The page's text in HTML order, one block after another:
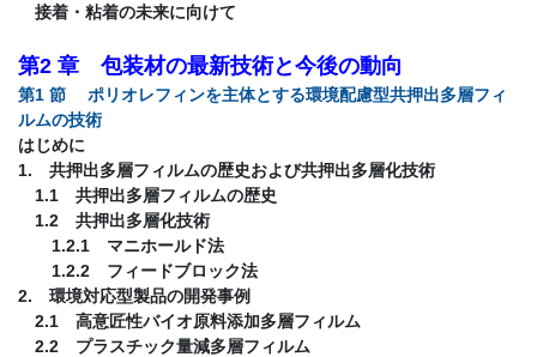
接着・粘着の未来に向けて
第2 章 包装材の最新技術と今後の動向
第1 節 ポリオレフィンを主体とする環境配慮型共押出多層フィ
ルムの技術
はじめに
1. 共押出多層フィルムの歴史および共押出多層化技術
1.1 共押出多層フィルムの歴史
1.2 共押出多層化技術
1.2.1 マニホールド法
1.2.2 フィードブロック法
2. 環境対応型製品の開発事例
2.1 高意匠性バイオ原料添加多層フィルム
2.2 プラスチック量減多層フィルム